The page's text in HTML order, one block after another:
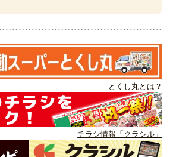
とくし丸とは？
チラシ情報「クラシル」